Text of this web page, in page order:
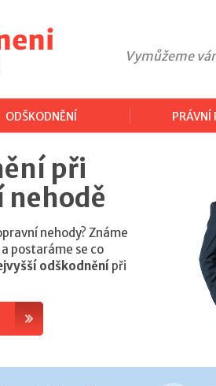
Vymůžeme
ODŠKODNĚNÍ PRÁVNÍ
při
nehodě
nehody? Známe
postaráme se co
odškodnění při